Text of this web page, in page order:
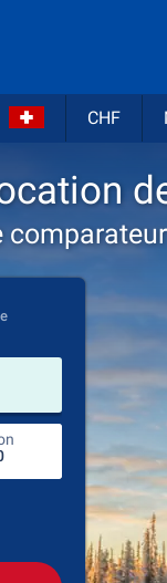
CHF
prendre
endroit de
récupération